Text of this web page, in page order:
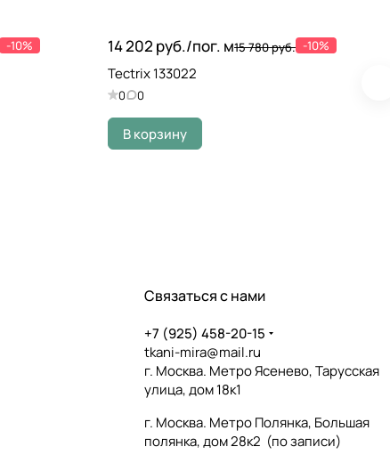
-10% 14 202 руб./пог. м15 780 руб. -10%
Tectrix 133022
0 0
В корзину
Связаться с нами
+7 (925) 458-20-15
tkani-mira@mail.ru
г. Москва. Метро Ясенево, Тарусская
улица, дом 18к1
г. Москва. Метро Полянка, Большая
полянка, дом 28к2 (по записи)